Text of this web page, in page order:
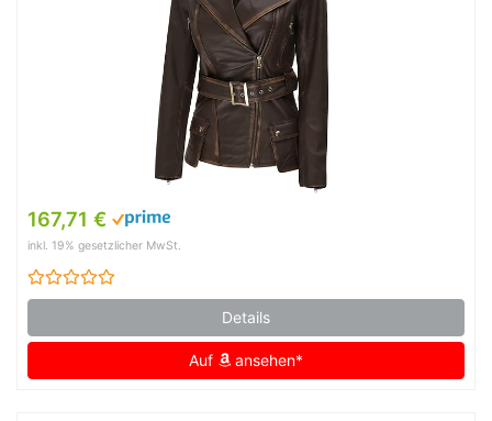
167,71 €
inkl. 19% gesetzlicher MwSt.
Details
Auf ansehen*